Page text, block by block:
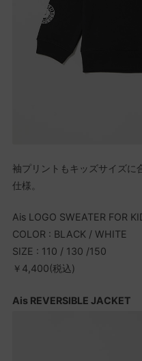
袖プリントもキッズサイズに
仕様。
Ais LOGO SWEATER FOR
COLOR : BLACK / WHITE
SIZE : 110 / 130 /150
￥4,400(税込)
Ais REVERSIBLE JACKET